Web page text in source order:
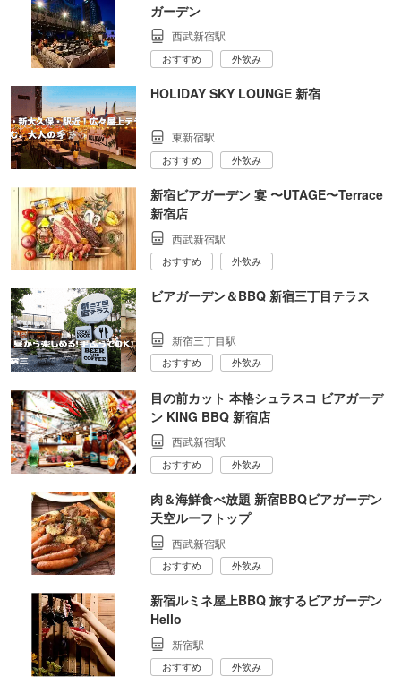
ガーデン
西武新宿駅
おすすめ 外飲み
HOLIDAY SKY LOUNGE 新宿
東新宿駅
おすすめ 外飲み
新宿ビアガーデン 宴 〜UTAGE〜Terrace
新宿店
西武新宿駅
おすすめ 外飲み
ビアガーデン＆BBQ 新宿三丁目テラス
新宿三丁目駅
おすすめ 外飲み
目の前カット 本格シュラスコ ビアガーデ
ン KING BBQ 新宿店
西武新宿駅
おすすめ 外飲み
肉＆海鮮食べ放題 新宿BBQビアガーデン
天空ルーフトップ
西武新宿駅
おすすめ 外飲み
新宿ルミネ屋上BBQ 旅するビアガーデン
Hello
新宿駅
おすすめ 外飲み